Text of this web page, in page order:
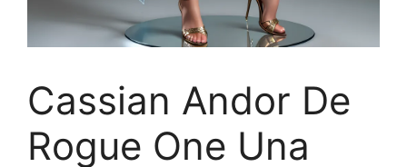
Cassian Andor De
Rogue One Una